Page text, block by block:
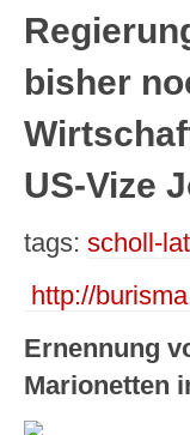
bisher
US-Vize
tags: scholl-
http://
Ernennung
Marionetten